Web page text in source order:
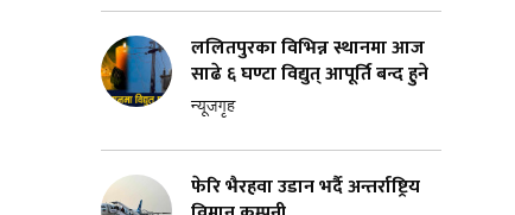
ललितपुरका विभिन्न स्थानमा आज
साढे ६ घण्टा विद्युत् आपूर्ति बन्द हुने
न्यूजगृह
फेरि भैरहवा उडान भर्दै अन्तर्राष्ट्रिय